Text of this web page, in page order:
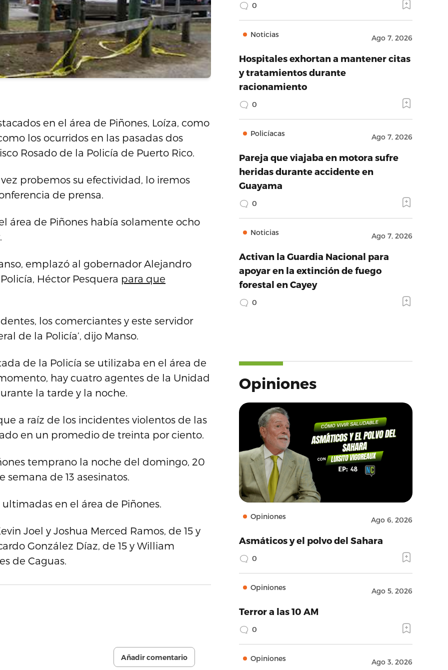
en el área de Piñones, Loíza, como
los ocurridos en las pasadas dos
Rosado de la Policía de Puerto Rico.
probemos su efectividad, lo iremos
de prensa.
área de Piñones había solamente ocho
emplazó al gobernador Alejandro
Héctor Pesquera para que
los comerciantes y este servidor
de la Policía’, dijo Manso.
de la Policía se utilizaba en el área de
hay cuatro agentes de la Unidad
la tarde y la noche.
a raíz de los incidentes violentos de las
en un promedio de treinta por ciento.
temprano la noche del domingo, 20
de 13 asesinatos.
en el área de Piñones.
Joel y Joshua Merced Ramos, de 15 y
González Díaz, de 15 y William
de Caguas.
Añadir comentario
0
Noticias Ago 7, 2026
Hospitales exhortan a mantener citas
y tratamientos durante
racionamiento
0
Policíacas Ago 7, 2026
Pareja que viajaba en motora sufre
heridas durante accidente en
Guayama
0
Noticias Ago 7, 2026
Activan la Guardia Nacional para
apoyar en la extinción de fuego
forestal en Cayey
0
Opiniones
Opiniones Ago 6, 2026
Asmáticos y el polvo del Sahara
0
Opiniones Ago 5, 2026
Terror a las 10 AM
0
Opiniones Ago 3, 2026